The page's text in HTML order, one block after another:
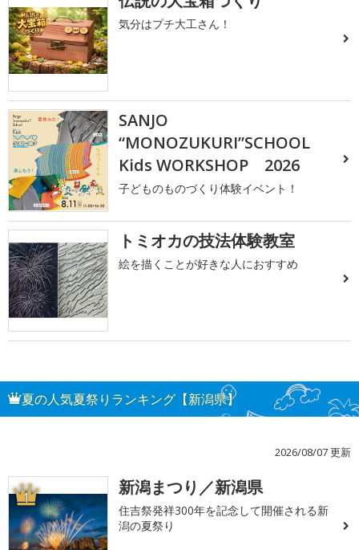
気分はプチ大工さん！
SANJO
“MONOZUKURI”SCHOOL
Kids WORKSHOP 2026
子どものものづくり体験イベント！
トミオカの技法体験教室
絵を描くことが好きな人におすすめ
夏の人気夏祭りランキング【新潟県】
2026/08/07 更新
1 新潟まつり／新潟県
住吉祭発祥300年を記念して開催される新
潟の夏祭り